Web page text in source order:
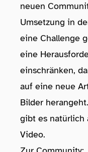
neuen
Umsetzung in
eine Challenge
eine
einschränken,
auf eine neue
Bilder
gibt es natürlich
Video.